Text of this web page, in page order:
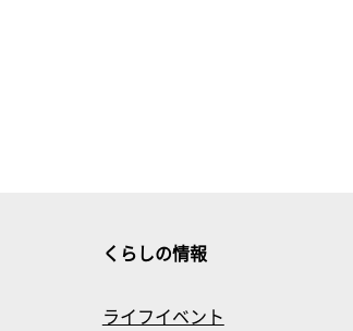
くらしの情報
ライフイベント